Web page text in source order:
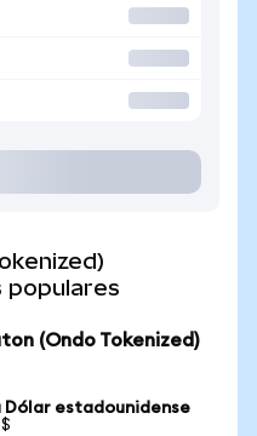
populares
(Ondo Tokenized)
Dólar estadounidense